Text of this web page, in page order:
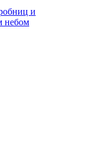
и
небом